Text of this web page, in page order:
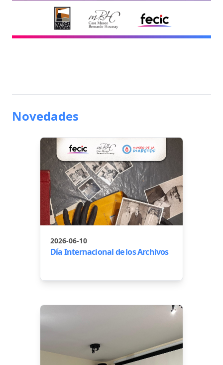
Novedades
2026-06-10
Día Internacional de los Archivos